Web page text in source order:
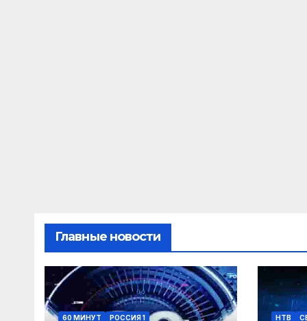
Главные новости
60 МИНУТ РОССИЯ 1 НТВ